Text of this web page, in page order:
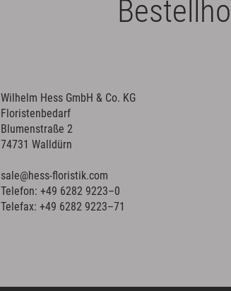
Wilhelm Hess GmbH & Co. KG
Floristenbedarf
Blumenstraße 2
74731 Walldürn
sale@hess-floristik.com
Telefon: +49 6282 9223–0
Telefax: +49 6282 9223–71